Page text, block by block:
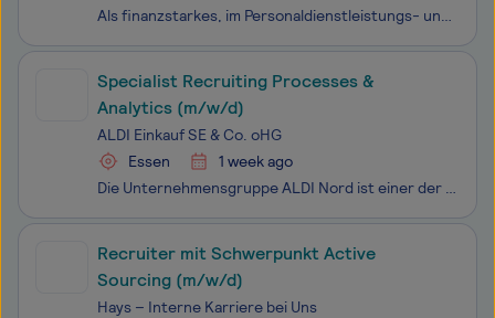
Als finanzstarkes, im Personaldienstleistungs- und Weiterbildungsmarkt breit aufgestelltes Unternehmen, bieten wir Dir optimale Bedingungen für Deinen nächsten Karriereschritt im Vertrieb mit Fokus auf die Dienstleistungen der Arbeitnehmerüberlassung (Zeitarbeit), der Personalvermittlung und des Int
Specialist Recruiting Processes &
Analytics (m/w/d)
ALDI Einkauf SE & Co. oHG
Essen
1 week ago
Die Unternehmensgruppe ALDI Nord ist einer der führenden Lebensmitteleinzelhändler. Mit einer Tradition von über 110 Jahren steht ALDI für die Erfindung des Discount-Prinzips. Unsere Mission ist es, Menschen überall und jederzeit mit dem zu versorgen, was sie für ihr tägliches Leben brauchen: qualit
Recruiter mit Schwerpunkt Active
Sourcing (m/w/d)
Hays – Interne Karriere bei Uns